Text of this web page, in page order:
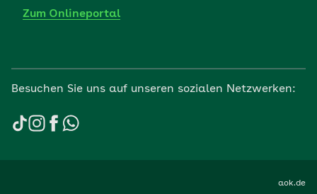
Zum Onlineportal
Besuchen Sie uns auf unseren sozialen Netzwerken:
aok.de